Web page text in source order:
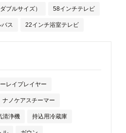
ブルサイズ） 58インチテレビ
ス 22インチ浴室テレビ
レイプレイヤー
ナノケアスチーマー
清浄機 持込用冷蔵庫